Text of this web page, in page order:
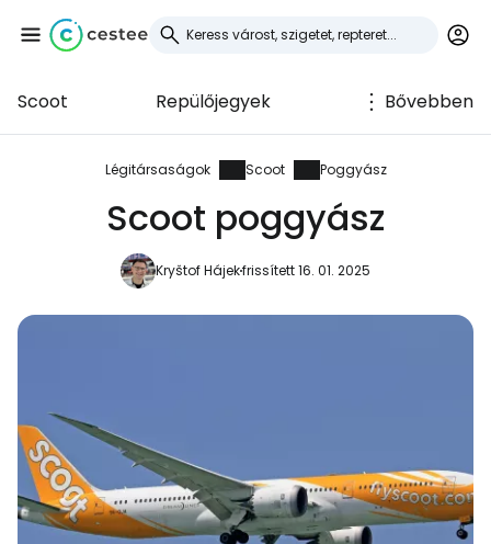
Scoot Repülőjegyek Bővebben
Légitársaságok Scoot Poggyász
Scoot poggyász
Kryštof Hájekfrissített 16. 01. 2025
Bejelentkezés a
Cestee-be
... az utazási közösség világszerte
Folytassa e-mailben